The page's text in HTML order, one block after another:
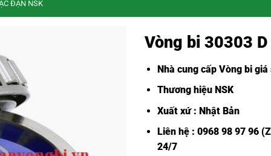
ĐẠN NSK
Vòng bi 30303 D
Nhà cung cấp Vòng bi giá
Thương hiệu NSK
Xuất xứ : Nhật Bản
Liên hệ : 0968 98 97 96
24/7